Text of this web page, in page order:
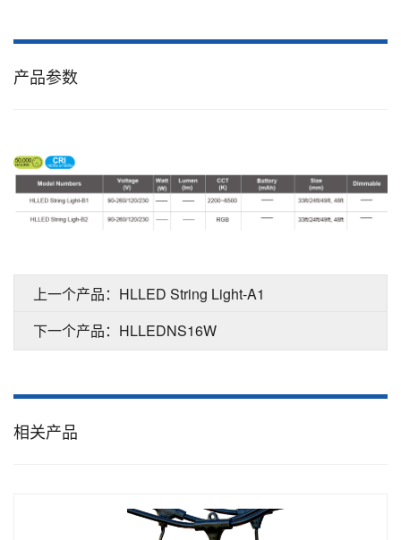
产品参数
上一个产品：HLLED String Light-A1
下一个产品：HLLEDNS16W
相关产品